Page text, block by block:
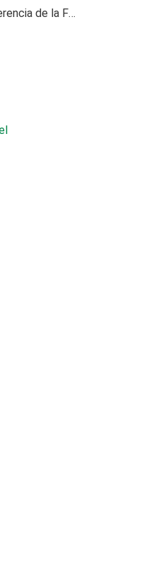
Aurelio Suarez en lista de elegibles para la gerencia de la FNC